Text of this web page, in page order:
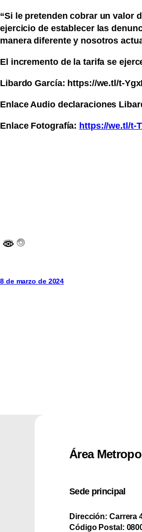
“Si le pretenden cobrar un valor
ejercicio de establecer las
manera diferente y nosotros
El incremento de la tarifa se
Libardo García: https://we.tl/t-
Enlace Audio declaraciones
Enlace Fotografía: https://we.tl/t-
8 de marzo de 2024
Área
Sede principal
Dirección: Carrera
Código Postal: